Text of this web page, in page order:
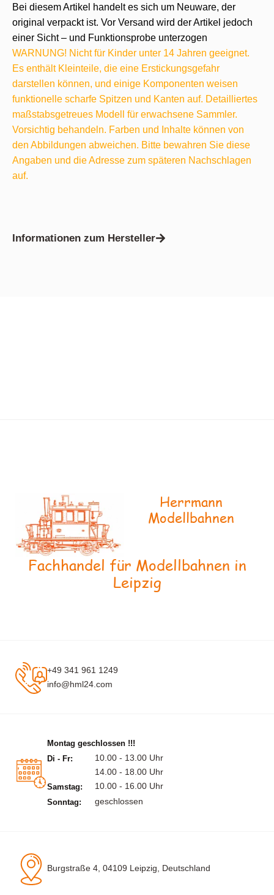
Bei diesem Artikel handelt es sich um Neuware, der
original verpackt ist. Vor Versand wird der Artikel jedoch
einer Sicht – und Funktionsprobe unterzogen
WARNUNG! Nicht für Kinder unter 14 Jahren geeignet.
Es enthält Kleinteile, die eine Erstickungsgefahr
darstellen können, und einige Komponenten weisen
funktionelle scharfe Spitzen und Kanten auf. Detailliertes
maßstabsgetreues Modell für erwachsene Sammler.
Vorsichtig behandeln. Farben und Inhalte können von
den Abbildungen abweichen. Bitte bewahren Sie diese
Angaben und die Adresse zum späteren Nachschlagen
auf.
Informationen zum Hersteller
Herrmann
Modellbahnen
Fachhandel für Modellbahnen in
Leipzig
+49 341 961 1249
info@hml24.com
Montag geschlossen !!!
Di - Fr:
10.00 - 13.00 Uhr
14.00 - 18.00 Uhr
Samstag: 10.00 - 16.00 Uhr
Sonntag: geschlossen
Burgstraße 4, 04109 Leipzig, Deutschland